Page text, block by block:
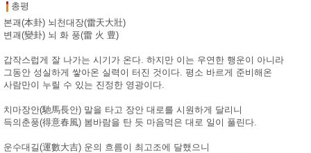
총평
본괘(本卦) 뇌천대장(雷天大壯)
변괘(變卦) 뇌 화 풍(雷 火 豊)
갑작스럽게 잘 나가는 시기가 온다. 하지만 이는 우연한 행운이 아니라
그동안 성실하게 쌓아온 실력이 터진 것이다. 평소 바르게 준비해온
사람만이 누릴 수 있는 진정한 영광이다.
치마장안(馳馬長안) 말을 타고 장안 대로를 시원하게 달리니
득의춘풍(得意春風) 봄바람을 탄 듯 마음먹은 대로 일이 풀린다.
운수대길(運數大吉) 운의 흐름이 최고조에 달했으니